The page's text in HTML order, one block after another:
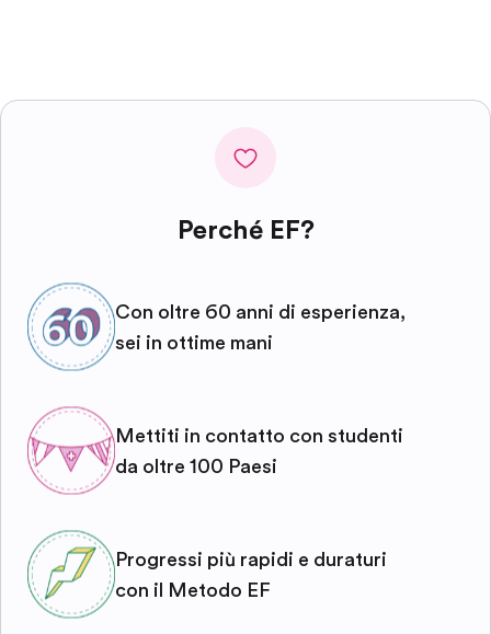
Perché EF?
Con oltre 60 anni di esperienza,
sei in ottime mani
Mettiti in contatto con studenti
da oltre 100 Paesi
Progressi più rapidi e duraturi
con il Metodo EF